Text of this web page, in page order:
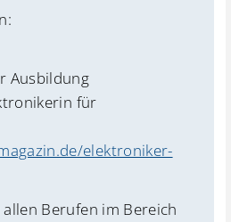
Ausbildung
für
elektroniker-
Berufen im Bereich